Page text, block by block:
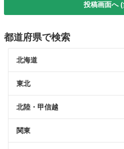
投稿画面へ
都道府県で検索
北海道
東北
北陸・甲信越
関東